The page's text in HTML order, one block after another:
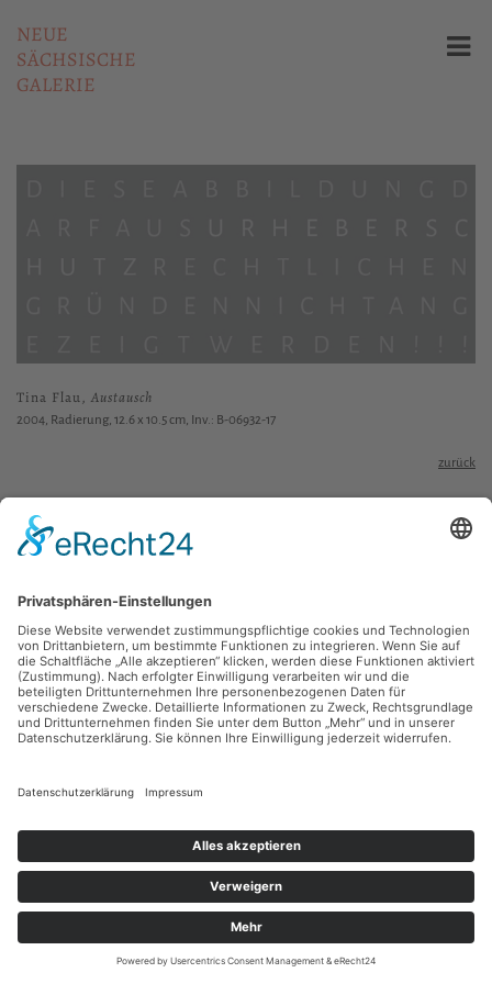
NEUE
SÄCHSISCHE
GALERIE
Tina Flau, Austausch
2004, Radierung, 12.6 x 10.5 cm, Inv.: B-06932-17
zurück
Sie haben Fragen?
Bitte schreiben Sie ansammlung@kunsthuette.de
Kontakt
Newsletter
Datenschutz
Impressum
Facebook
Instagram
Youtube